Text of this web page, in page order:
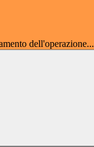
dell'operazione...